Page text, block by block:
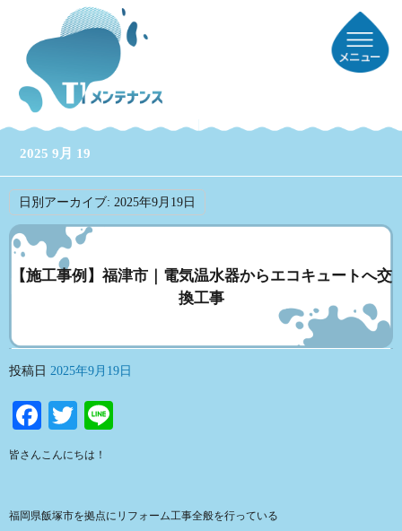
2025 9月 19
日別アーカイブ: 2025年9月19日
【施工事例】福津市｜電気温水器からエコキュートへ交
換工事
投稿日 2025年9月19日
Facebook
Twitter
皆さんこんにちは！
福岡県飯塚市を拠点にリフォーム工事全般を行っている